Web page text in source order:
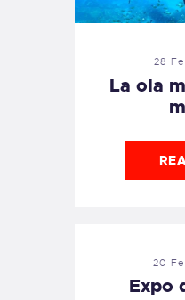
28
La ola
20
Expo